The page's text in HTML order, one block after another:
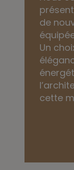
de
Un
cette